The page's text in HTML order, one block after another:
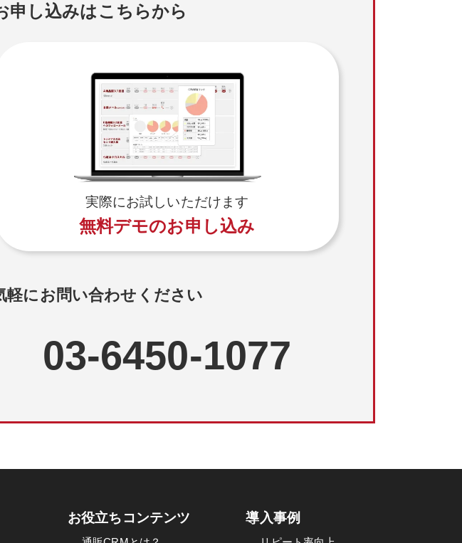
申し込みはこちらから
実際にお試しいただけます
無料デモのお申し込み
軽にお問い合わせください
03-6450-1077
お役立ちコンテンツ 導入事例